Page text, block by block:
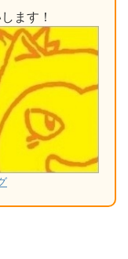
ます！